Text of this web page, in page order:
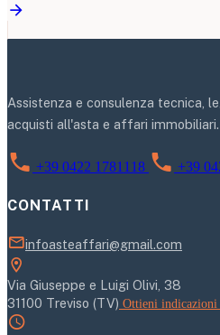
Assistenza e consulenza tecnica,
acquisti all'asta e affari immobiliari.
+39 0422 1781118 +39
CONTATTI
infoasteaffari@gmail.com
Via Giuseppe e Luigi Olivi, 38
31100 Treviso (TV) Ottieni indicazioni